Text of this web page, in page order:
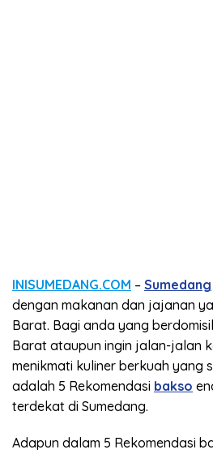
INISUMEDANG.COM – Sumedang
dengan makanan dan jajanan
Barat. Bagi anda yang
Barat ataupun ingin jalan-jalan
menikmati kuliner berkuah yang
adalah 5 Rekomendasi bakso
terdekat di Sumedang.
Adapun dalam 5 Rekomendasi